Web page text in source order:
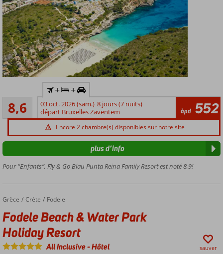
location
incluse
resort
familial
Différents
clubs
enfants
de 2 à 17
Parc
aquatique
avec
toboggans
8,6Recommandé
184
commentaires
+ +
03 oct. 2026 (sam.) 8 jours (7 nuits)
départ Bruxelles Zaventem
àpd 552
Encore 2 chambre(s) disponibles sur notre site
Pour “Enfants”, Fly & Go Blau Punta Reina Family Resort est noté 8,9!
plus d’info
Accueil
Grèce Crète Fodele
Fodele Beach & Water Park Holiday Resort
Fodele Beach & Water Park
Holiday Resort
All Inclusive-Hôtel sauver